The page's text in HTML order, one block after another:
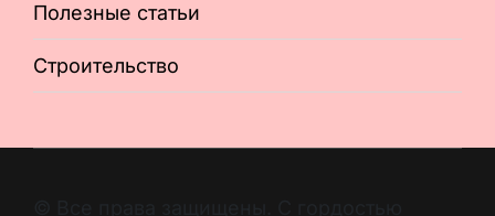
Полезные статьи
Строительство